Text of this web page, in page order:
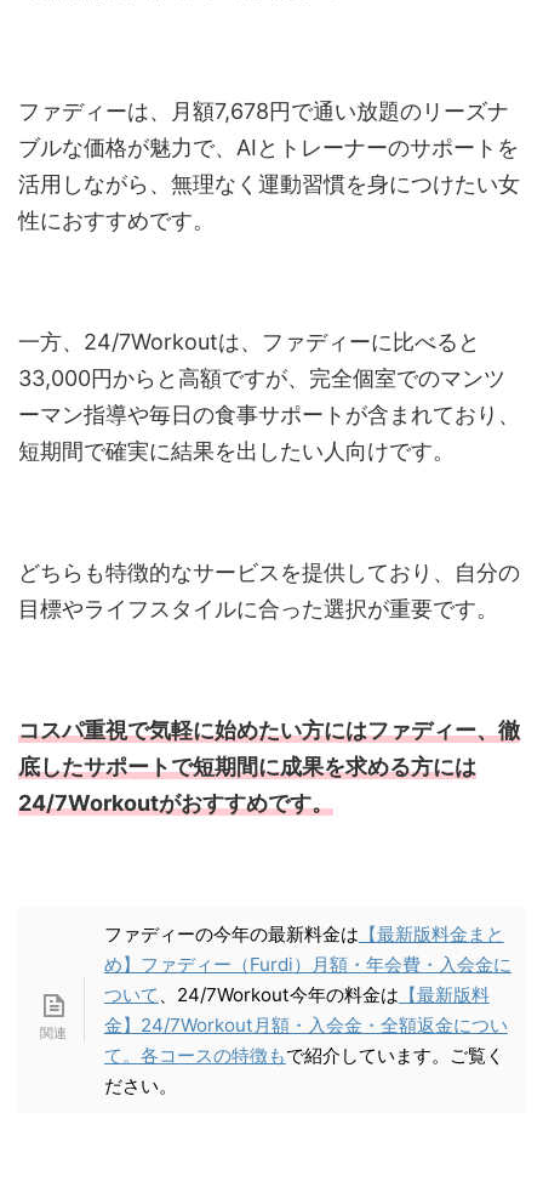
ファディーは、月額7,678円で通い放題のリーズナ
ブルな価格が魅力で、AIとトレーナーのサポートを
活用しながら、無理なく運動習慣を身につけたい女
性におすすめです。
一方、24/7Workoutは、ファディーに比べると
33,000円からと高額ですが、完全個室でのマンツ
ーマン指導や毎日の食事サポートが含まれており、
短期間で確実に結果を出したい人向けです。
どちらも特徴的なサービスを提供しており、自分の
目標やライフスタイルに合った選択が重要です。
コスパ重視で気軽に始めたい方にはファディー、徹
底したサポートで短期間に成果を求める方には
24/7Workoutがおすすめです。
ファディーの今年の最新料金は 【最新版料金まと
め】ファディー（Furdi）月額・年会費・入会金に
ついて 、24/7Workout今年の料金は 【最新版料
金】24/7Workout月額・入会金・全額返金につい
て。各コースの特徴もで紹介しています。ご覧く
ださい。